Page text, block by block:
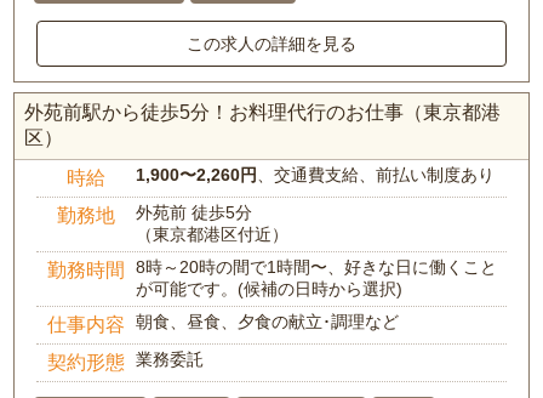
この求人の詳細を見る
外苑前駅から徒歩5分！お料理代行のお仕事（東京都港
区）
時給 1,900〜2,260円 、交通費支給、前払い制度あり
勤務地
外苑前 徒歩5分
（東京都港区付近）
勤務時間
8時～20時の間で1時間〜、好きな日に働くこと
が可能です。(候補の日時から選択)
仕事内容 朝食、昼食、夕食の献立･調理など
契約形態 業務委託